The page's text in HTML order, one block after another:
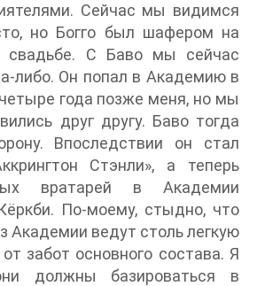
Сейчас мы видимся
но Богго был шафером на
свадьбе. С Баво мы сейчас
либо. Он попал в Академию в
года позже меня, но мы
друг другу. Баво тогда
Впоследствии он стал
Стэнли», а теперь
вратарей в Академии
По-моему, стыдно, что
Академии ведут столь легкую
забот основного состава. Я
должны базироваться в